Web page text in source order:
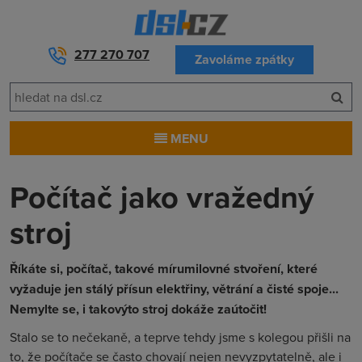
277 270 707 Zavoláme zpátky
MENU
Počítač jako vražedný
stroj
Říkáte si, počítač, takové mírumilovné stvoření, které
vyžaduje jen stálý přísun elektřiny, větrání a čisté spoje...
Nemylte se, i takovýto stroj dokáže zaútočit!
Stalo se to nečekaně, a teprve tehdy jsme s kolegou přišli na
to, že počítače se často chovají nejen nevyzpytatelně, ale i